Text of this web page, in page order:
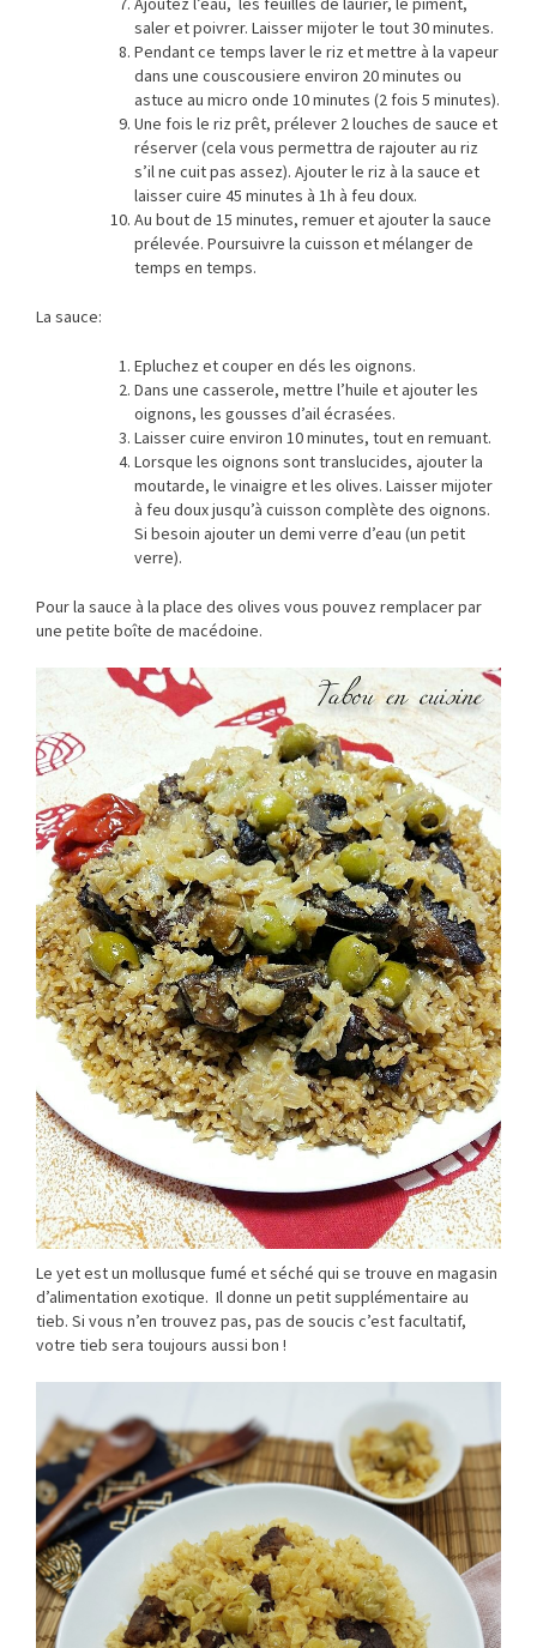
saler et poivrer. Laisser mijoter le tout 30 minutes.
Pendant ce temps laver le riz et mettre à la vapeur
dans une couscousiere environ 20 minutes ou
astuce au micro onde 10 minutes (2 fois 5 minutes).
Une fois le riz prêt, prélever 2 louches de sauce et
réserver (cela vous permettra de rajouter au riz
s’il ne cuit pas assez). Ajouter le riz à la sauce et
laisser cuire 45 minutes à 1h à feu doux.
Au bout de 15 minutes, remuer et ajouter la sauce
prélevée. Poursuivre la cuisson et mélanger de
temps en temps.
La sauce:
Epluchez et couper en dés les oignons.
Dans une casserole, mettre l’huile et ajouter les
oignons, les gousses d’ail écrasées.
Laisser cuire environ 10 minutes, tout en remuant.
Lorsque les oignons sont translucides, ajouter la
moutarde, le vinaigre et les olives. Laisser mijoter
à feu doux jusqu’à cuisson complète des oignons.
Si besoin ajouter un demi verre d’eau (un petit
verre).
Pour la sauce à la place des olives vous pouvez remplacer par
une petite boîte de macédoine.
Le yet est un mollusque fumé et séché qui se trouve en magasin
d’alimentation exotique. Il donne un petit supplémentaire au
tieb. Si vous n’en trouvez pas, pas de soucis c’est facultatif,
votre tieb sera toujours aussi bon !